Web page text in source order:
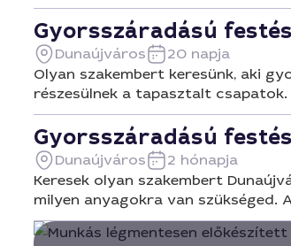
Gyorsszáradású
Dunaújváros
20 napja
Olyan szakembert keresünk, aki
részesülnek a tapasztalt
Gyorsszáradású
Dunaújváros
2 hónapja
Keresek olyan szakembert
milyen anyagokra van szükséged.